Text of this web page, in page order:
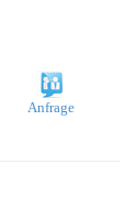
Anfrage